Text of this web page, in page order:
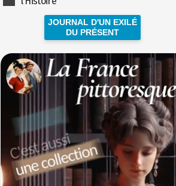
JOURNAL D'UN EXILÉ
DU PRÉSENT